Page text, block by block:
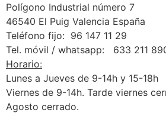
Polígono Industrial número 7
46540 El Puig Valencia España
Teléfono fijo: 96 147 11 29
Tel. móvil / whatsapp: 633 211
Horario:
Lunes a Jueves de 9-14h y 15-18h
Viernes de 9-14h. Tarde viernes
Agosto cerrado.